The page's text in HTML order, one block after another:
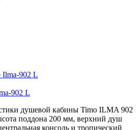
902 L
душевой кабины Timo ILMA 902
поддона 200 мм, верхний душ
консоль и тропический